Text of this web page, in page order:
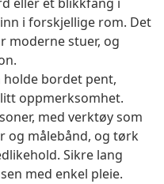
i forskjellige rom. Det
moderne stuer, og
holde bordet pent,
oppmerksomhet.
med verktøy som
og målebånd, og tørk
Sikre lang
med enkel pleie.